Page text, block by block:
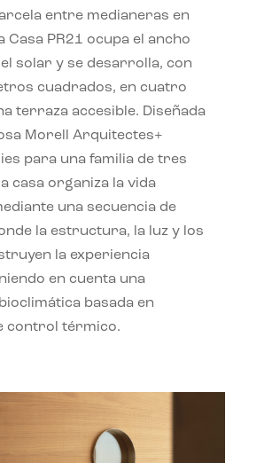
entre medianeras en
Casa PR21 ocupa el ancho
solar y se desarrolla, con
cuadrados, en cuatro
terraza accesible. Diseñada
Morell Arquitectes+
para una familia de tres
casa organiza la vida
una secuencia de
la estructura, la luz y los
la experiencia
en cuenta una
basada en
control térmico.